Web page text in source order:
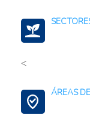
<
ÁREAS